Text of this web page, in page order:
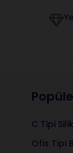
C Tipi
Ofis Tipi